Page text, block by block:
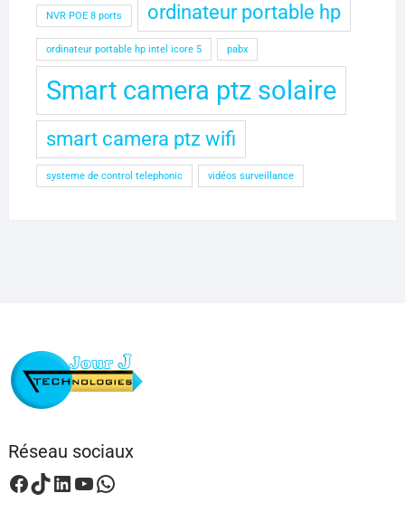
NVR POE 8 ports ordinateur portable hp
ordinateur portable hp intel icore 5 pabx
Smart camera ptz solaire
smart camera ptz wifi
systeme de control telephonic vidéos surveillance
Réseau sociaux
Facebook
TikTok
LinkedIn
YouTube
WhatsApp